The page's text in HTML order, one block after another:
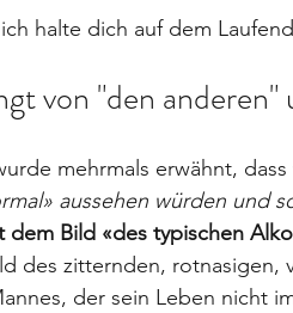
halte dich auf dem
von "den
mehrmals erwähnt, dass
aussehen würden und
dem Bild «des typischen
des zitternden, rotnasigen,
der sein Leben nicht